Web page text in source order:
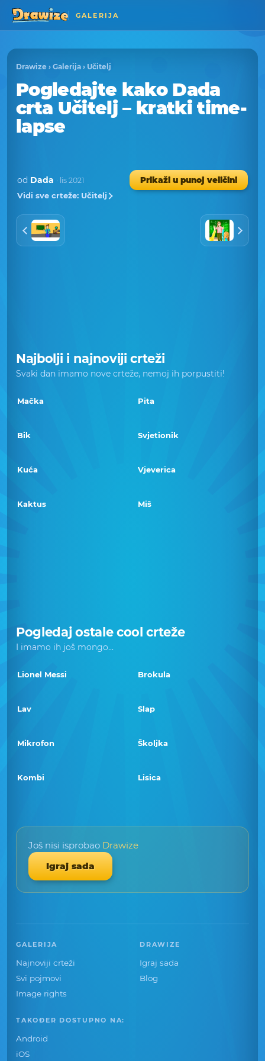
GALERIJA
Drawize › Galerija › Učitelj
Pogledajte kako Dada
crta Učitelj – kratki time-
lapse
od Dada · lis 2021
Prikaži u punoj veličini
Vidi sve crteže: Učitelj
Najbolji i najnoviji crteži
Svaki dan imamo nove crteže, nemoj ih porpustiti!
Mačka Pita
Bik Svjetionik
Kuća Vjeverica
Kaktus Miš
Pogledaj ostale cool crteže
I imamo ih još mongo...
Lionel Messi Brokula
Lav Slap
Mikrofon Školjka
Kombi Lisica
Još nisi isprobao Drawize
Igraj sada
GALERIJA
Najnoviji crteži
Svi pojmovi
Image rights
DRAWIZE
Igraj sada
Blog
TAKOĐER DOSTUPNO NA:
Android
iOS